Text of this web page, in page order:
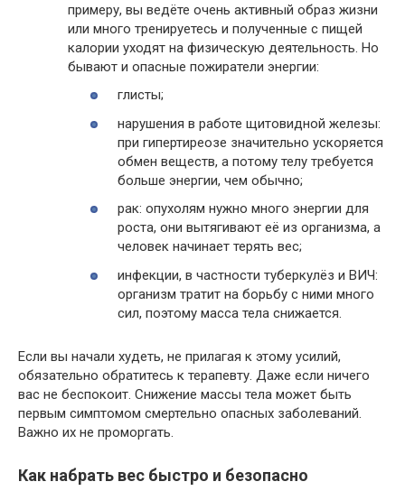
примеру, вы ведёте очень активный образ жизни
или много тренируетесь и полученные с пищей
калории уходят на физическую деятельность. Но
бывают и опасные пожиратели энергии:
глисты;
нарушения в работе щитовидной железы:
при гипертиреозе значительно ускоряется
обмен веществ, а потому телу требуется
больше энергии, чем обычно;
рак: опухолям нужно много энергии для
роста, они вытягивают её из организма, а
человек начинает терять вес;
инфекции, в частности туберкулёз и ВИЧ:
организм тратит на борьбу с ними много
сил, поэтому масса тела снижается.
Если вы начали худеть, не прилагая к этому усилий,
обязательно обратитесь к терапевту. Даже если ничего
вас не беспокоит. Снижение массы тела может быть
первым симптомом смертельно опасных заболеваний.
Важно их не проморгать.
Как набрать вес быстро и безопасно